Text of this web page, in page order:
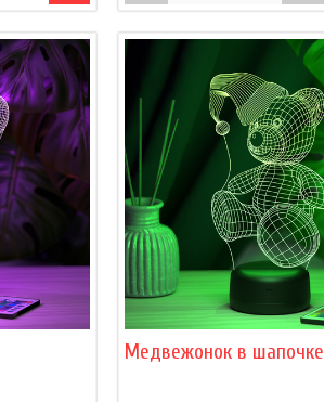
Медвежонок в шапочке